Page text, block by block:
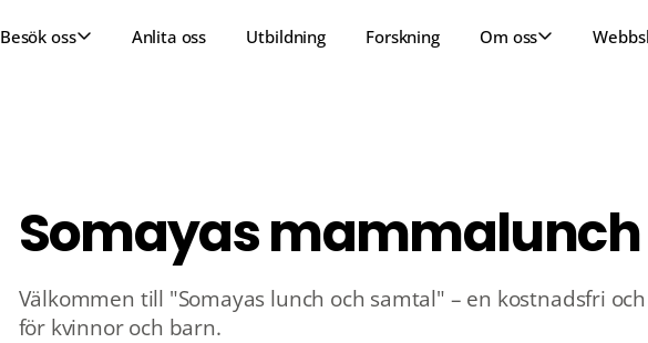
Besök oss Anlita oss Utbildning Forskning Om oss
Somayas mammalunch
Välkommen till "Somayas lunch och samtal" – en kostnadsfri
för kvinnor och barn.